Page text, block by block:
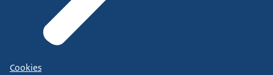
Cookies